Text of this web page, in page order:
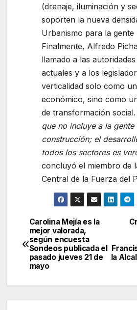
(drenaje, iluminación y
soporten la nueva
Urbanismo para la gente
Finalmente, Alfredo
llamado a las
actuales y a los
verticalidad solo como
económico, sino como
de transformación social.
que no incluye a la gente
construcción; el
todos los sectores es
concluyó el miembro de
Central de la Fuerza del
Navegación
de
entradas
la
Carolina Mejía es la
mejor valorada,
según encuesta
Sondeos publicada el
pasado jueves 21 de
mayo